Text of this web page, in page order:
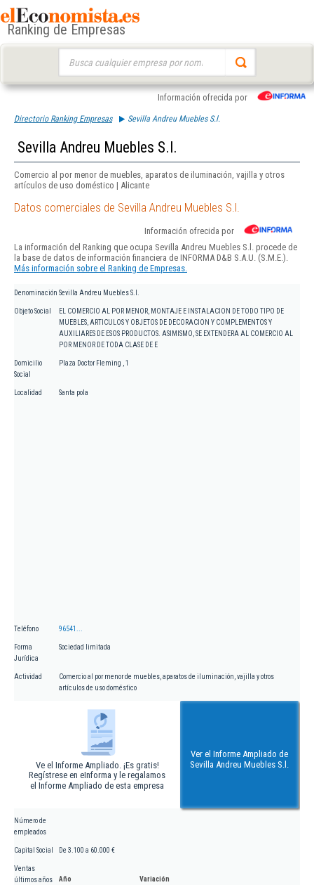
Ranking de Empresas
Información ofrecida por
Directorio Ranking Empresas Sevilla Andreu Muebles S.l.
Sevilla Andreu Muebles S.l.
Comercio al por menor de muebles, aparatos de iluminación, vajilla y otros
artículos de uso doméstico | Alicante
Datos comerciales de Sevilla Andreu Muebles S.l.
Información ofrecida por
La información del Ranking que ocupa Sevilla Andreu Muebles S.l. procede de
la base de datos de información financiera de INFORMA D&B S.A.U. (S.M.E.).
Más información sobre el Ranking de Empresas.
Denominación Sevilla Andreu Muebles S.l.
Objeto Social
EL COMERCIO AL POR MENOR, MONTAJE E INSTALACION DE TODO TIPO DE
MUEBLES, ARTICULOS Y OBJETOS DE DECORACION Y COMPLEMENTOS Y
AUXILIARES DE ESOS PRODUCTOS. ASIMISMO, SE EXTENDERA AL COMERCIO AL
POR MENOR DE TODA CLASE DE E
Domicilio
Social
Plaza Doctor Fleming , 1
Localidad Santa pola
Teléfono 96541...
Forma
Jurídica
Sociedad limitada
Actividad
Comercio al por menor de muebles, aparatos de iluminación, vajilla y otros
artículos de uso doméstico
Ve el Informe Ampliado. ¡Es gratis!
Regístrese en eInforma y le regalamos
el Informe Ampliado de esta empresa
Ver el Informe Ampliado de
Sevilla Andreu Muebles S.l.
Número de
empleados
Capital Social De 3.100 a 60.000 €
Ventas
últimos años
Año
Variación